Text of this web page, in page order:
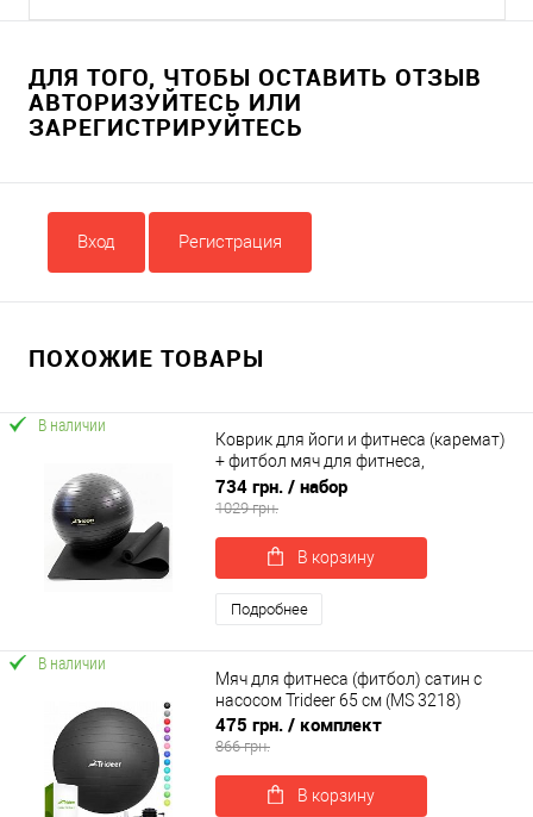
ДЛЯ ТОГО, ЧТОБЫ ОСТАВИТЬ ОТЗЫВ
АВТОРИЗУЙТЕСЬ ИЛИ
ЗАРЕГИСТРИРУЙТЕСЬ
Вход Регистрация
ПОХОЖИЕ ТОВАРЫ
В наличии
Коврик для йоги и фитнеса (каремат)
+ фитбол мяч для фитнеса,
беременных 55 см OSPORT Set 90 (n-
0120)
734 грн. / набор
1029 грн.
В корзину
Подробнее
В наличии
Мяч для фитнеса (фитбол) сатин с
насосом Trideer 65 см (MS 3218)
475 грн. / комплект
866 грн.
В корзину